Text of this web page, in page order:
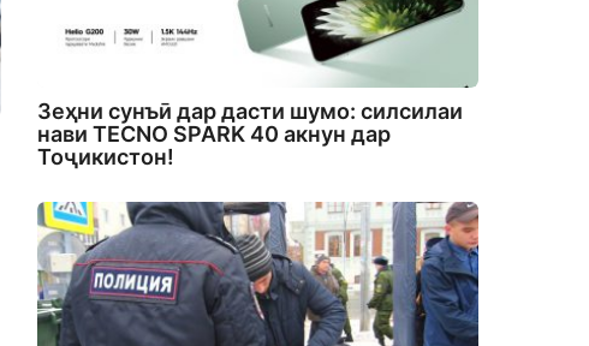
Зеҳни сунъӣ дар дасти шумо: силсилаи
нави TECNO SPARK 40 акнун дар
Тоҷикистон!